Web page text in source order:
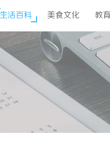
生活百科 美食文化 教